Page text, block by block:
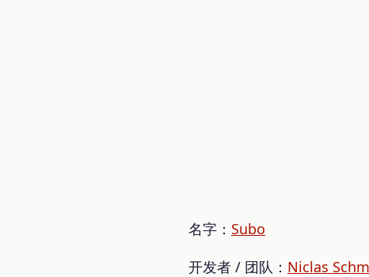
名字： Subo
开发者 / 团队： Niclas